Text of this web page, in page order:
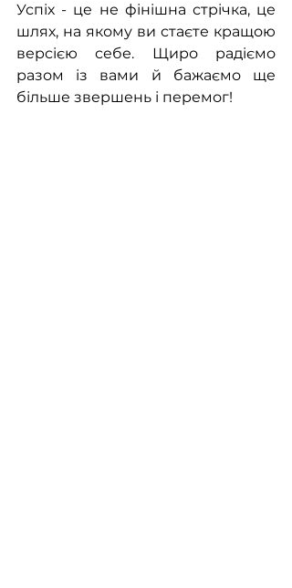
Успіх - це не фінішна стрічка, це
шлях, на якому ви стаєте кращою
версією себе. Щиро радіємо
разом із вами й бажаємо ще
більше звершень і перемог!